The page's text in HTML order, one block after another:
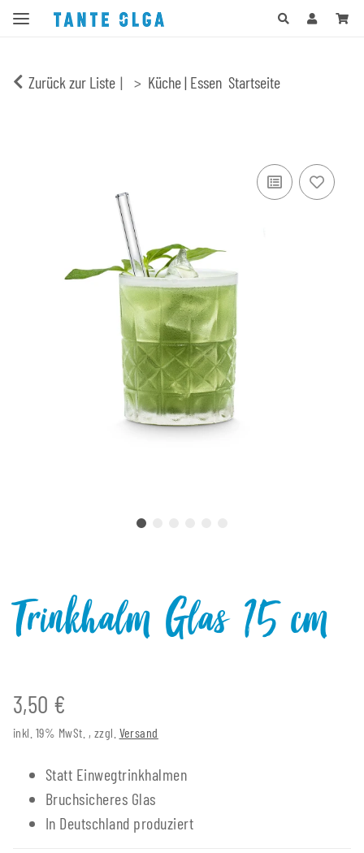
Zurück zur Liste Küche | Essen Startseite
Trinkhalm Glas 15 cm
3,50 €
inkl. 19% MwSt. , zzgl. Versand
Statt Einwegtrinkhalmen
Bruchsicheres Glas
In Deutschland produziert